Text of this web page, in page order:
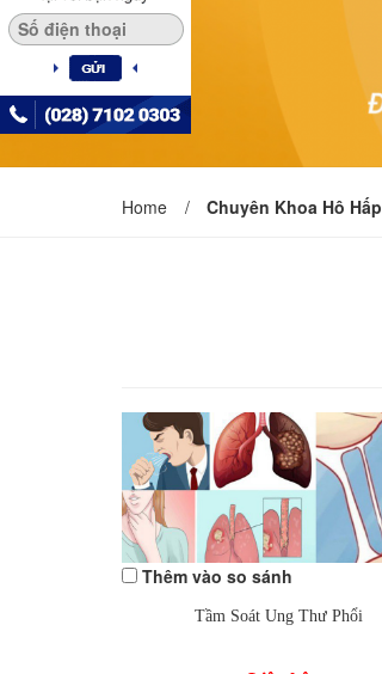
Home / Chuyên Khoa Hô Hấp
Thêm vào so sánh
Tầm Soát Ung Thư Phổi